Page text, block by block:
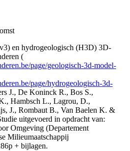
en hydrogeologisch (H3D) 3D-
(
page/geologisch-3d-model-
page/hydrogeologisch-3d-
J., De Koninck R., Bos S.,
Hambsch L., Lagrou, D.,
J., Rombaut B., Van Baelen K. &
uitgevoerd in opdracht van:
Omgeving (Departement
Milieumaatschappij
+ bijlagen.